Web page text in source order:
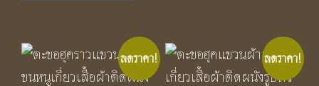
ลดราคา! ลดราคา!